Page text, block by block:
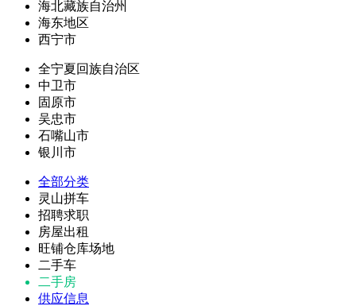
海北藏族自治州
海东地区
西宁市
全宁夏回族自治区
中卫市
固原市
吴忠市
石嘴山市
银川市
全部分类
灵山拼车
招聘求职
房屋出租
旺铺仓库场地
二手车
二手房
供应信息